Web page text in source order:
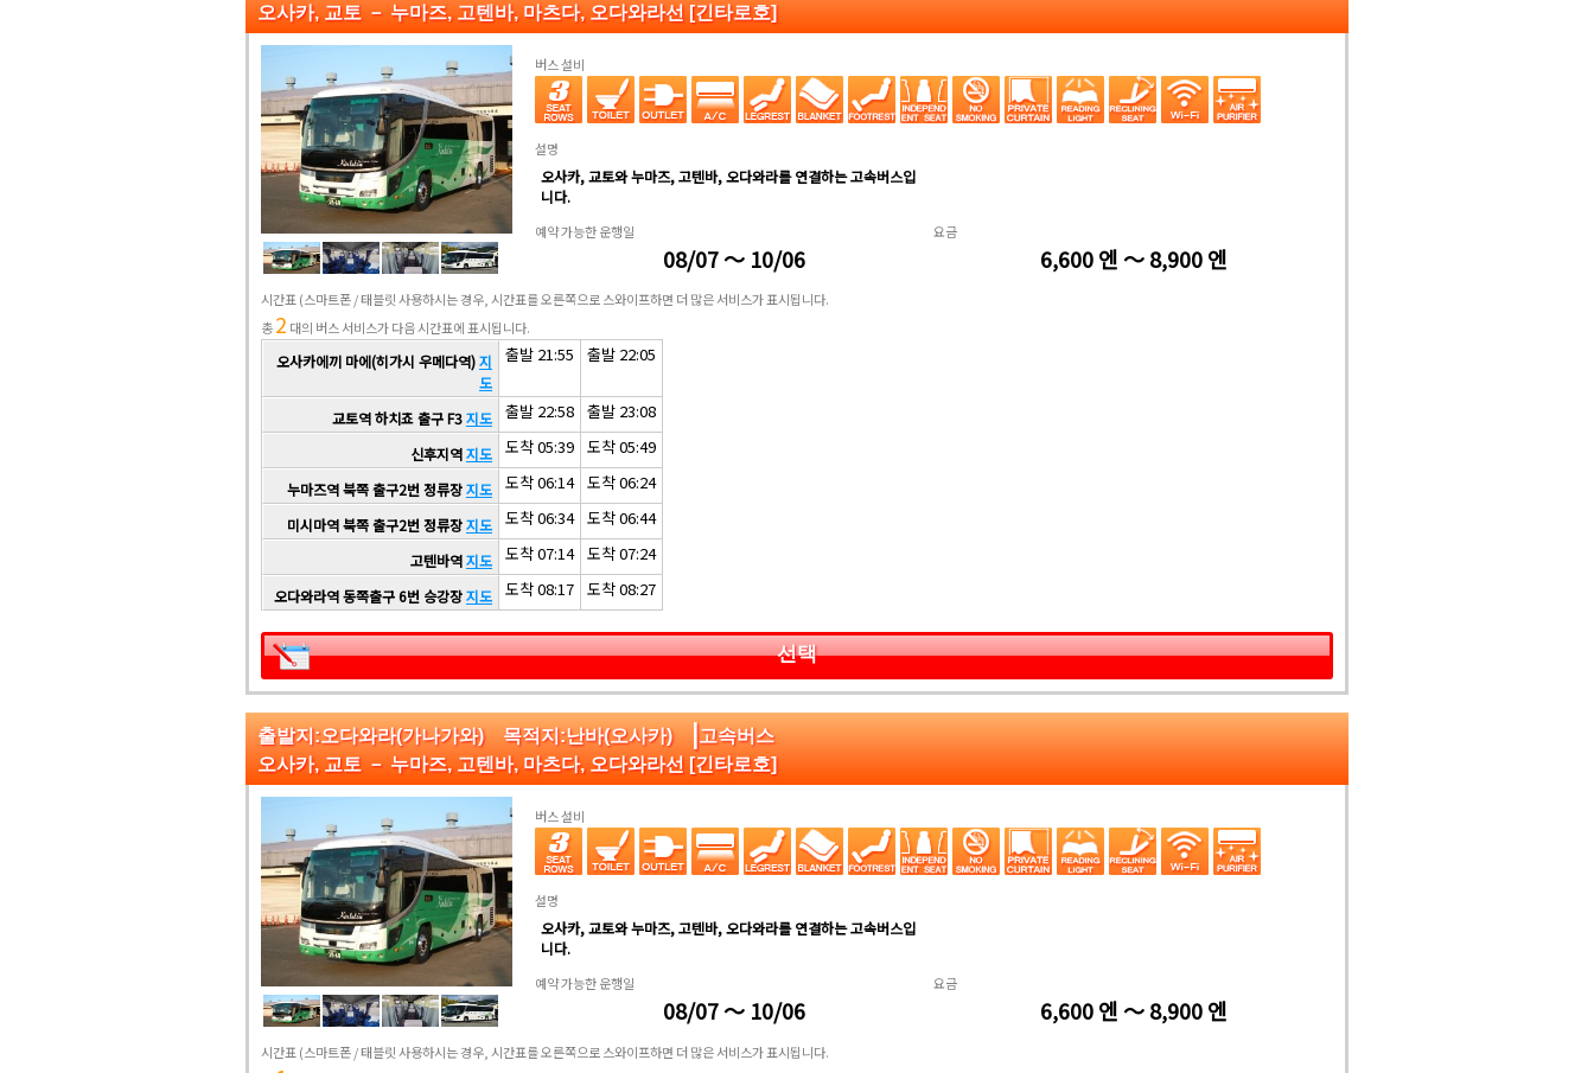
오사카, 교토 － 누마즈, 고텐바, 마츠다, 오다와라선 [긴타로호]
버스 설비
설명
오사카, 교토와 누마즈, 고텐바, 오다와라를 연결하는 고속버스입
니다.
예약 가능한 운행일
08/07 ～ 10/06
요금
6,600 엔 ～ 8,900 엔
시간표(스마트폰 / 태블릿 사용하시는 경우, 시간표를 오른쪽으로 스와이프하면 더 많은 서비스가 표시됩니다.
총2 대의 버스 서비스가 다음 시간표에 표시됩니다.
오사카에끼 마에(히가시 우메다역)지
도
출발 21:55 출발 22:05
교토역 하치죠 출구 F3지도 출발 22:58 출발 23:08
신후지역지도 도착 05:39 도착 05:49
누마즈역 북쪽 출구2번 정류장지도 도착 06:14 도착 06:24
미시마역 북쪽 출구2번 정류장지도 도착 06:34 도착 06:44
고텐바역지도 도착 07:14 도착 07:24
오다와라역 동쪽출구 6번 승강장지도 도착 08:17 도착 08:27
선택
출발지:오다와라(가나가와) 목적지:난바(오사카) |고속버스
오사카, 교토 － 누마즈, 고텐바, 마츠다, 오다와라선 [긴타로호]
버스 설비
설명
오사카, 교토와 누마즈, 고텐바, 오다와라를 연결하는 고속버스입
니다.
예약 가능한 운행일
08/07 ～ 10/06
요금
6,600 엔 ～ 8,900 엔
시간표 (스마트폰 / 태블릿 사용하시는 경우, 시간표를 오른쪽으로 스와이프하면 더 많은 서비스가 표시됩니다.